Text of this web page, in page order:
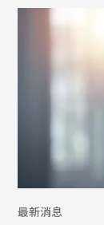
最新消息